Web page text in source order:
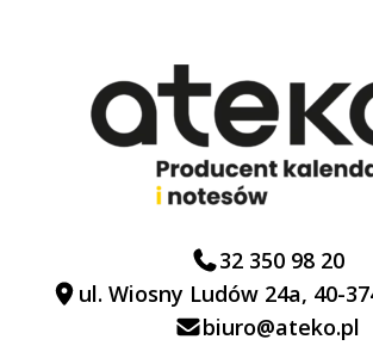
32 350 98 20
ul. Wiosny Ludów 24a, 40-
biuro@ateko.pl